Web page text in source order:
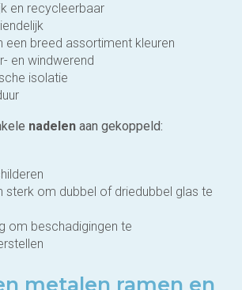
en recycleerbaar
een breed assortiment kleuren
en windwerend
isolatie
nadelen aan gekoppeld:
sterk om dubbel of driedubbel glas te
om beschadigingen te
metalen ramen en